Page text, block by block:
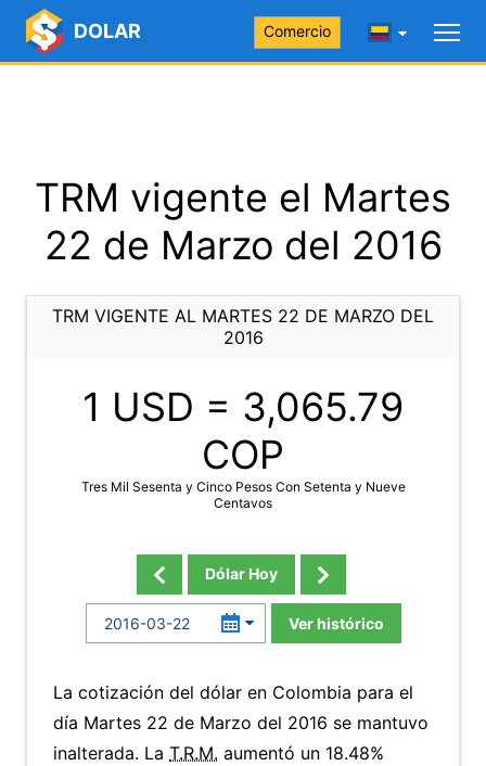
DOLAR Comercio
TRM vigente el Martes
22 de Marzo del 2016
TRM VIGENTE AL MARTES 22 DE MARZO DEL
2016
1 USD = 3,065.79
COP
Tres Mil Sesenta y Cinco Pesos Con Setenta y Nueve
Centavos
Dólar Hoy
Ver histórico
La cotización del dólar en Colombia para el
día Martes 22 de Marzo del 2016 se mantuvo
inalterada. La T.R.M. aumentó un 18.48%